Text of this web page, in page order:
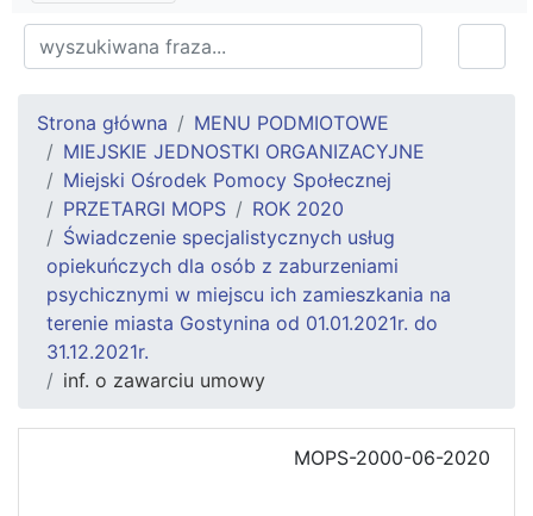
Strona główna
MENU PODMIOTOWE
MIEJSKIE JEDNOSTKI ORGANIZACYJNE
Miejski Ośrodek Pomocy Społecznej
PRZETARGI MOPS
ROK 2020
Świadczenie specjalistycznych usług
opiekuńczych dla osób z zaburzeniami
psychicznymi w miejscu ich zamieszkania na
terenie miasta Gostynina od 01.01.2021r. do
31.12.2021r.
inf. o zawarciu umowy
MOPS-2000-06-2020